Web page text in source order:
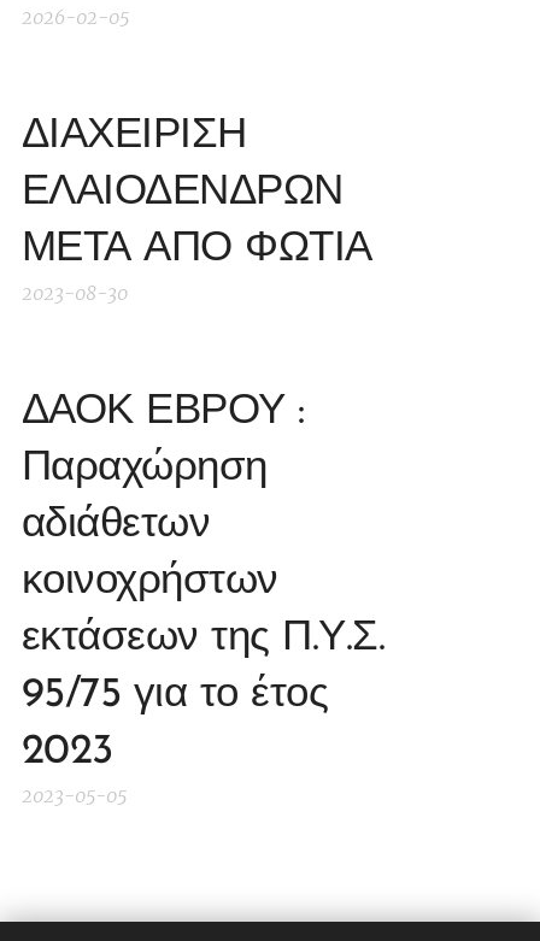
2026-02-05
ΔΙΑΧΕΙΡΙΣΗ
ΕΛΑΙΟΔΕΝΔΡΩΝ
ΜΕΤΑ ΑΠΟ ΦΩΤΙΑ
2023-08-30
ΔΑΟΚ ΕΒΡΟΥ :
Παραχώρηση
αδιάθετων
κοινοχρήστων
εκτάσεων της Π.Υ.Σ.
95/75 για το έτος
2023
2023-05-05